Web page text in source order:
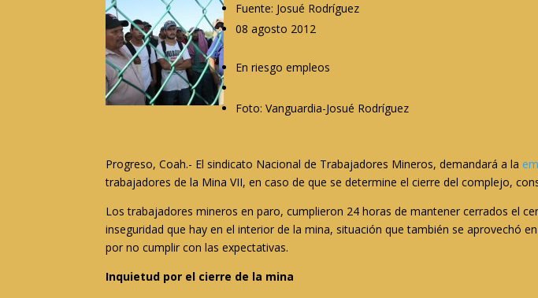
Fuente: Josué Rodríguez
08 agosto 2012
En riesgo empleos
Foto: Vanguardia-Josué Rodríguez
Progreso, Coah.- El sindicato Nacional de Trabajadores Mineros, demandará a la
trabajadores de la Mina VII, en caso de que se determine el cierre del complejo,
Los trabajadores mineros en paro, cumplieron 24 horas de mantener cerrados el
inseguridad que hay en el interior de la mina, situación que también se aprovechó
por no cumplir con las expectativas.
Inquietud por el cierre de la mina